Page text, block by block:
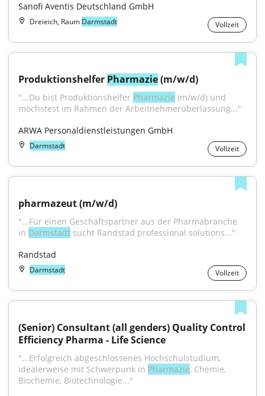
Sanofi Aventis Deutschland GmbH
Dreieich, Raum Darmstadt Vollzeit
Produktionshelfer Pharmazie (m/w/d)
"...Du bist Produktionshelfer Pharmazie (m/w/d) und
möchstest im Rahmen der Arbeitnehmerüberlassung..."
ARWA Personaldienstleistungen GmbH
Darmstadt Vollzeit
pharmazeut (m/w/d)
"...Für einen Geschäftspartner aus der Pharmabranche
in Darmstadt sucht Randstad professional solutions..."
Randstad
Darmstadt Vollzeit
(Senior) Consultant (all genders) Quality Control
Efficiency Pharma - Life Science
"...Erfolgreich abgeschlossenes Hochschulstudium,
idealerweise mit Schwerpunk in Pharmazie, Chemie,
Biochemie, Biotechnologie..."